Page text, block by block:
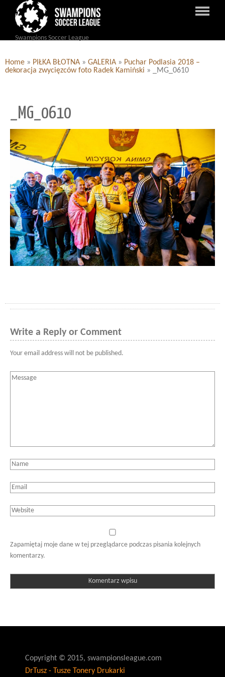
Swampions Soccer League
Home » PIŁKA BŁOTNA » GALERIA » Puchar Podlasia 2018 –
dekoracja zwycięzców foto Radek Kamiński » _MG_0610
_MG_0610
Write a Reply or Comment
Your email address will not be published.
Zapamiętaj moje dane w tej przeglądarce podczas pisania kolejnych
komentarzy.
Copyright © 2015, swampionsleague.com
DrTusz - Tusze Tonery Drukarki